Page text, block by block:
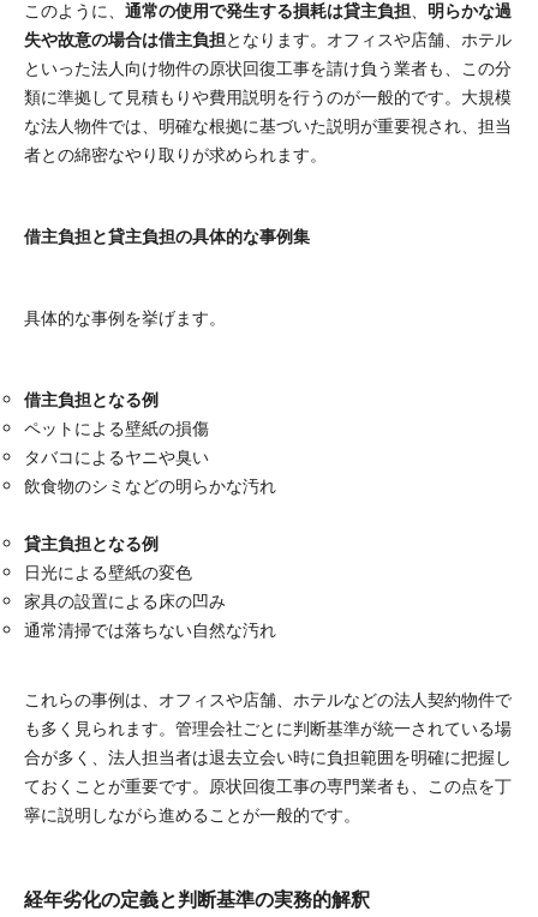
このように、 通常の使用で発生する損耗は貸主負担、 明らかな過
失や故意の場合は借主負担となります。オフィスや店舗、ホテル
といった法人向け物件の原状回復工事を請け負う業者も、この分
類に準拠して見積もりや費用説明を行うのが一般的です。大規模
な法人物件では、明確な根拠に基づいた説明が重要視され、担当
者との綿密なやり取りが求められます。
借主負担と貸主負担の具体的な事例集
具体的な事例を挙げます。
借主負担となる例
ペットによる壁紙の損傷
タバコによるヤニや臭い
飲食物のシミなどの明らかな汚れ
貸主負担となる例
日光による壁紙の変色
家具の設置による床の凹み
通常清掃では落ちない自然な汚れ
これらの事例は、オフィスや店舗、ホテルなどの法人契約物件で
も多く見られます。管理会社ごとに判断基準が統一されている場
合が多く、法人担当者は退去立会い時に負担範囲を明確に把握し
ておくことが重要です。原状回復工事の専門業者も、この点を丁
寧に説明しながら進めることが一般的です。
経年劣化の定義と判断基準の実務的解釈